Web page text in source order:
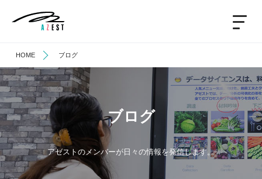
HOME ブログ
ブログ
アゼストのメンバーが日々の情報を発信します。